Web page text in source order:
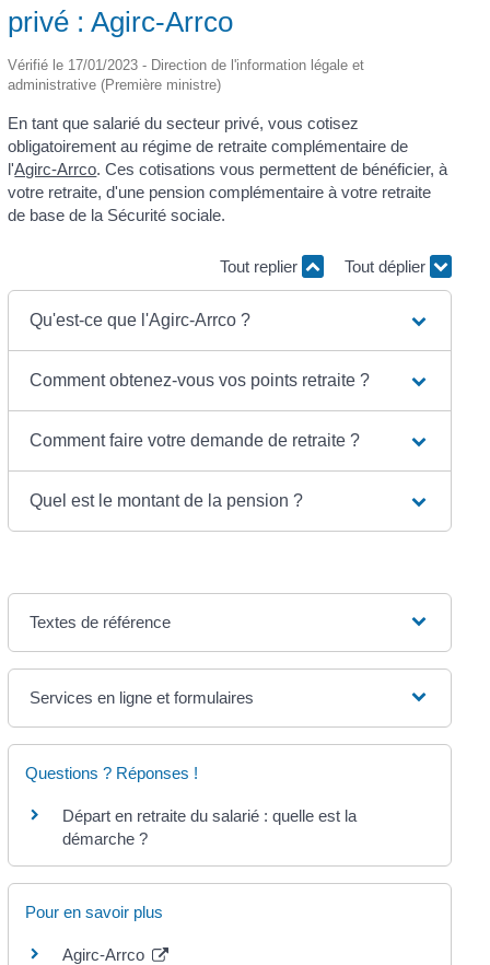
privé : Agirc-Arrco
Vérifié le 17/01/2023 - Direction de l'information légale et
administrative (Première ministre)
En tant que salarié du secteur privé, vous cotisez
obligatoirement au régime de retraite complémentaire de
l'Agirc-Arrco. Ces cotisations vous permettent de bénéficier, à
votre retraite, d'une pension complémentaire à votre retraite
de base de la Sécurité sociale.
Tout replier Tout déplier
Qu'est-ce que l'Agirc-Arrco ?
Comment obtenez-vous vos points retraite ?
Comment faire votre demande de retraite ?
Quel est le montant de la pension ?
Textes de référence
Services en ligne et formulaires
Questions ? Réponses !
Départ en retraite du salarié : quelle est la
démarche ?
Pour en savoir plus
Agirc-Arrco